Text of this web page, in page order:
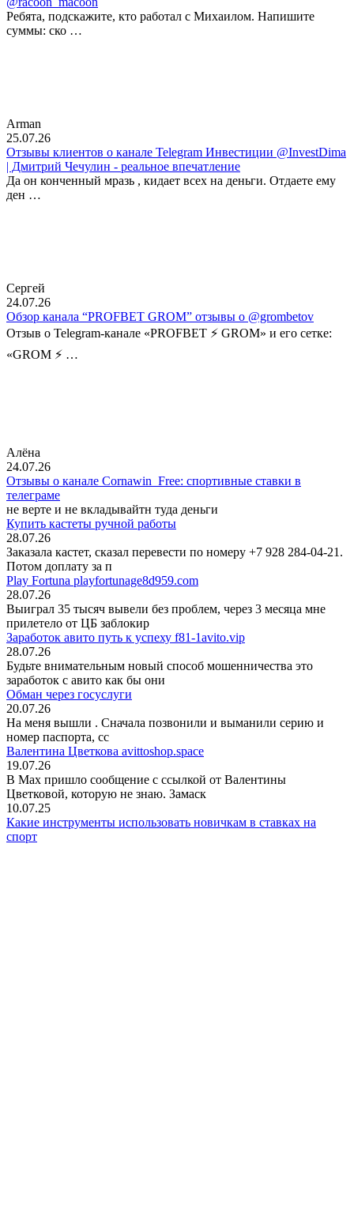
Ребята, подскажите, кто работал с Михаилом. Напишите
суммы: ско …
Arman
25.07.26
Отзывы клиентов о канале Telegram Инвестиции @InvestDima
| Дмитрий Чечулин - реальное впечатление
Да он конченный мразь , кидает всех на деньги. Отдаете ему
ден …
Сергей
24.07.26
Обзор канала “PROFBET GROM” отзывы о @grombetov
Отзыв о Telegram-канале «PROFBET ⚡️ GROM» и его сетке:
«GROM ⚡️ …
Алёна
24.07.26
Отзывы о канале Cornawin_Free: спортивные ставки в
телеграме
не верте и не вкладывайтн туда деньги
Купить кастеты ручной работы
28.07.26
Заказала кастет, сказал перевести по номеру +7 928 284-04-21.
Потом доплату за п
Play Fortuna playfortunage8d959.com
28.07.26
Выиграл 35 тысяч вывели без проблем, через 3 месяца мне
прилетело от ЦБ заблокир
Заработок авито путь к успеху f81-1avito.vip
28.07.26
Будьте внимательным новый способ мошенничества это
заработок с авито как бы они
Обман через госуслуги
20.07.26
На меня вышли . Сначала позвонили и выманили серию и
номер паспорта, сс
Валентина Цветкова avittoshop.space
19.07.26
В Мах пришло сообщение с ссылкой от Валентины
Цветковой, которую не знаю. Замаск
10.07.25
Какие инструменты использовать новичкам в ставках на
спорт